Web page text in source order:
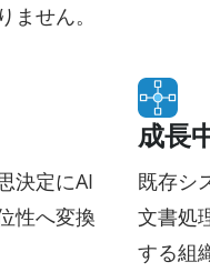
せん。
決定にAI
性へ変換
成長
既存シ
文書処
する組